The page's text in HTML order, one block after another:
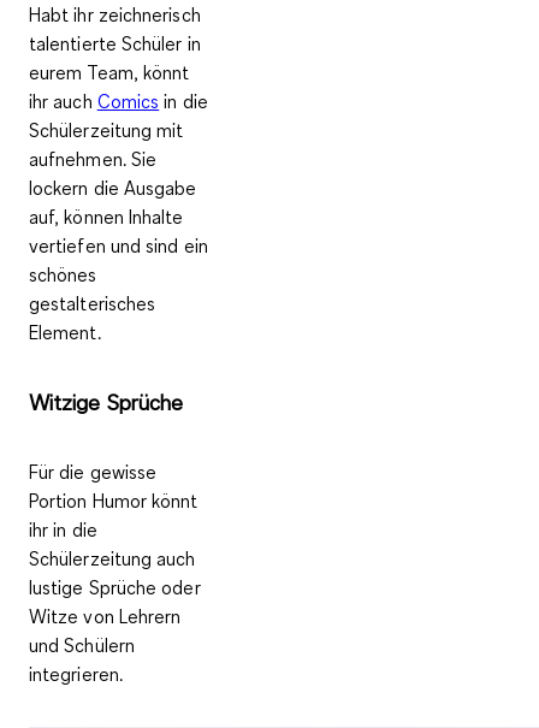
Habt ihr zeichnerisch
talentierte Schüler in
eurem Team, könnt
ihr auch Comics in die
Schülerzeitung mit
aufnehmen. Sie
lockern die Ausgabe
auf, können Inhalte
vertiefen und sind ein
schönes
gestalterisches
Element.
Witzige Sprüche
Für die gewisse
Portion Humor könnt
ihr in die
Schülerzeitung auch
lustige Sprüche oder
Witze von Lehrern
und Schülern
integrieren.